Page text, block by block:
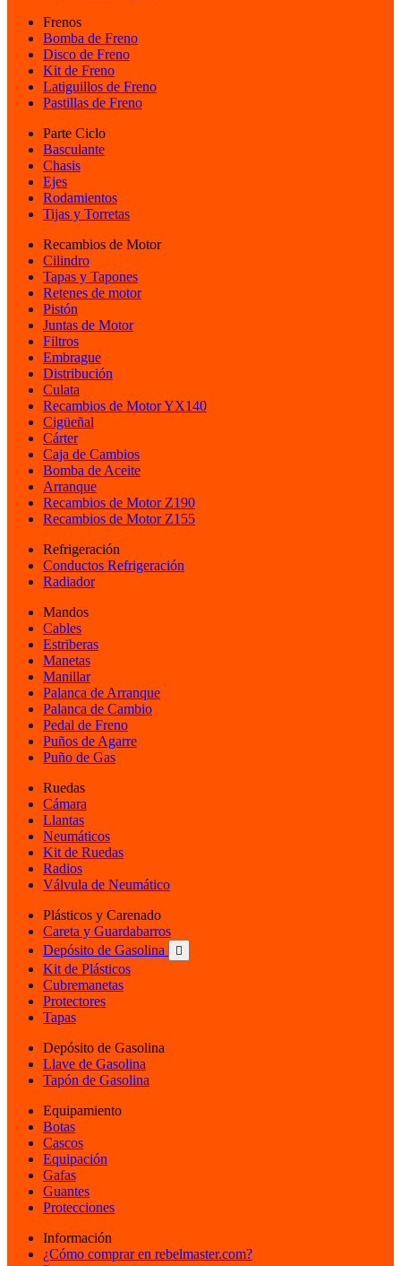
Frenos
Bomba de Freno
Disco de Freno
Kit de Freno
Latiguillos de Freno
Pastillas de Freno
Parte Ciclo
Basculante
Chasis
Ejes
Rodamientos
Tijas y Torretas
Recambios de Motor
Cilindro
Tapas y Tapones
Retenes de motor
Pistón
Juntas de Motor
Filtros
Embrague
Distribución
Culata
Recambios de Motor YX140
Cigüeñal
Cárter
Caja de Cambios
Bomba de Aceite
Arranque
Recambios de Motor Z190
Recambios de Motor Z155
Refrigeración
Conductos Refrigeración
Radiador
Mandos
Cables
Estriberas
Manetas
Manillar
Palanca de Arranque
Palanca de Cambio
Pedal de Freno
Puños de Agarre
Puño de Gas
Ruedas
Cámara
Llantas
Neumáticos
Kit de Ruedas
Radios
Válvula de Neumático
Plásticos y Carenado
Careta y Guardabarros
Depósito de Gasolina

Kit de Plásticos
Cubremanetas
Protectores
Tapas
Depósito de Gasolina
Llave de Gasolina
Tapón de Gasolina
Equipamiento
Botas
Cascos
Equipación
Gafas
Guantes
Protecciones
Información
¿Cómo comprar en rebelmaster.com?